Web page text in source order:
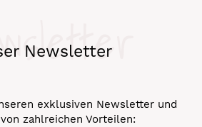
Newsletter
exklusiven Newsletter und
zahlreichen Vorteilen: